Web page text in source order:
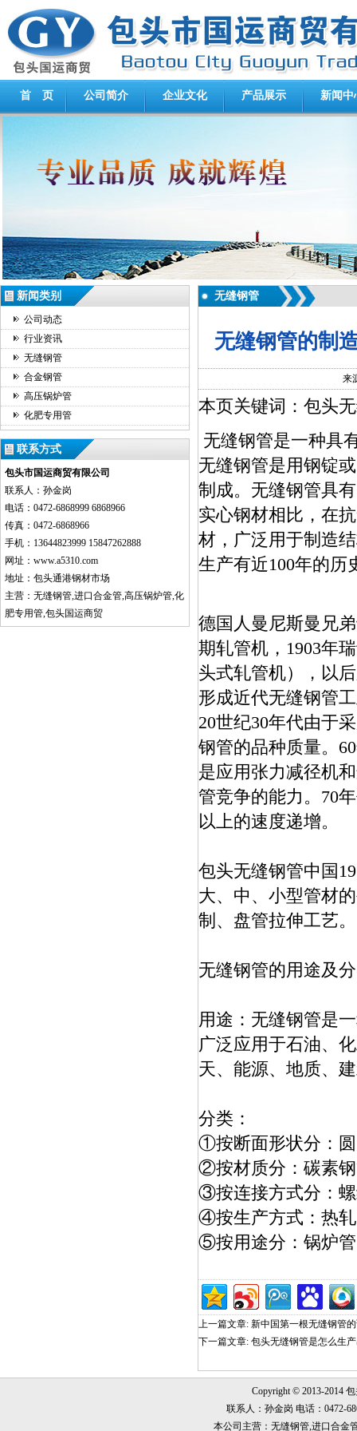
首 页 公司简介 企业文化 产品展示 新闻中
新闻类别
公司动态
行业资讯
无缝钢管
合金钢管
高压锅炉管
化肥专用管
联系方式
包头市国运商贸有限公司
联系人：孙金岗
电话：0472-6868999 6868966
传真：0472-6868966
手机：13644823999 15847262888
网址：www.a5310.com
地址：包头通港钢材市场
主营：无缝钢管,进口合金管,高压锅炉管,化
肥专用管,包头国运商贸
无缝钢管
无缝钢管的制
来
本页关键词：包头
无缝钢管是一种具
无缝钢管是用钢锭
制成。无缝钢管具
实心钢材相比，在
材，广泛用于制造
生产有近100年的历
德国人曼尼斯曼兄
期轧管机，1903年
头式轧管机），以
形成近代无缝钢管
20世纪30年代由于
钢管的品种质量。
是应用张力减径机
管竞争的能力。70
以上的速度递增。
包头无缝钢管中国
大、中、小型管材
制、盘管拉伸工艺。
无缝钢管的用途及
用途：无缝钢管是
广泛应用于石油、
天、能源、地质、
分类：
①按断面形状分：
②按材质分：碳素
③按连接方式分：
④按生产方式：热
⑤按用途分：锅炉
上一篇文章: 新中国第一根无缝钢管
下一篇文章: 包头无缝钢管是怎么生
Copyright © 2013-2014
联系人：孙金岗 电话：0472-
本公司主营：无缝钢管,进口合金